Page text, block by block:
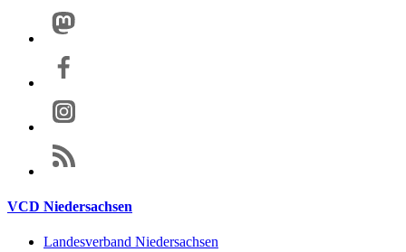
VCD Niedersachsen
Landesverband Niedersachsen